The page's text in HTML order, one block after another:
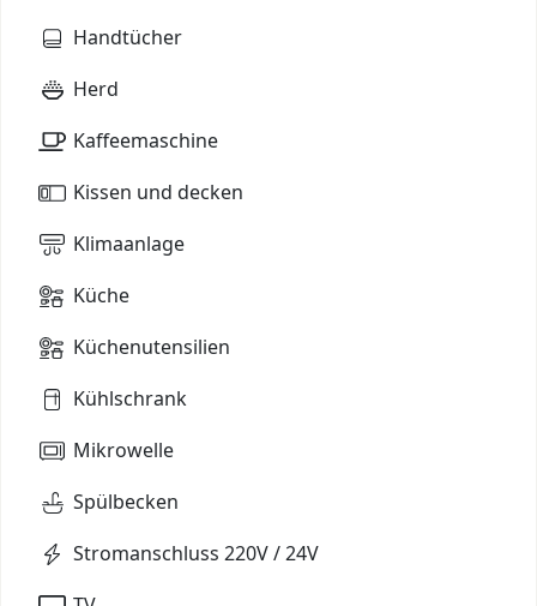
Handtücher
Herd
Kaffeemaschine
Kissen und decken
Klimaanlage
Küche
Küchenutensilien
Kühlschrank
Mikrowelle
Spülbecken
Stromanschluss 220V / 24V